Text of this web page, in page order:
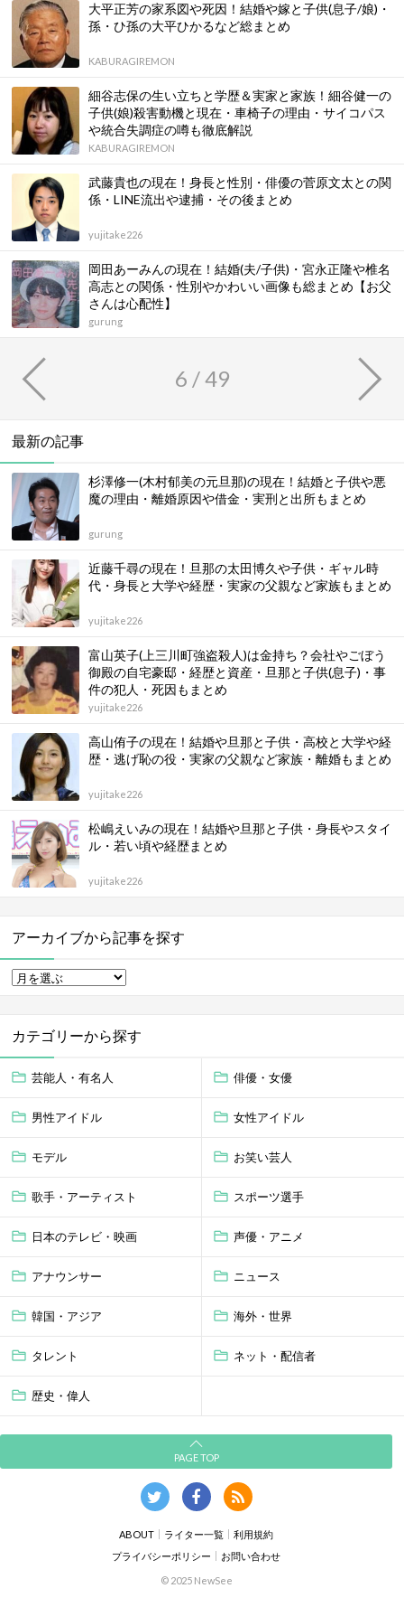
大平正芳の家系図や死因！結婚や嫁と子供(息子/娘)・
孫・ひ孫の大平ひかるなど総まとめ
KABURAGIREMON
細谷志保の生い立ちと学歴＆実家と家族！細谷健一の
子供(娘)殺害動機と現在・車椅子の理由・サイコパス
や統合失調症の噂も徹底解説
KABURAGIREMON
武藤貴也の現在！身長と性別・俳優の菅原文太との関
係・LINE流出や逮捕・その後まとめ
yujitake226
岡田あーみんの現在！結婚(夫/子供)・宮永正隆や椎名
高志との関係・性別やかわいい画像も総まとめ【お父
さんは心配性】
gurung
6 / 49
最新の記事
杉澤修一(木村郁美の元旦那)の現在！結婚と子供や悪
魔の理由・離婚原因や借金・実刑と出所もまとめ
gurung
近藤千尋の現在！旦那の太田博久や子供・ギャル時
代・身長と大学や経歴・実家の父親など家族もまとめ
yujitake226
富山英子(上三川町強盗殺人)は金持ち？会社やごぼう
御殿の自宅豪邸・経歴と資産・旦那と子供(息子)・事
件の犯人・死因もまとめ
yujitake226
高山侑子の現在！結婚や旦那と子供・高校と大学や経
歴・逃げ恥の役・実家の父親など家族・離婚もまとめ
yujitake226
松嶋えいみの現在！結婚や旦那と子供・身長やスタイ
ル・若い頃や経歴まとめ
yujitake226
アーカイブから記事を探す
カテゴリーから探す
芸能人・有名人 俳優・女優
男性アイドル 女性アイドル
モデル お笑い芸人
歌手・アーティスト スポーツ選手
日本のテレビ・映画 声優・アニメ
アナウンサー ニュース
韓国・アジア 海外・世界
タレント ネット・配信者
歴史・偉人
PAGE TOP
ABOUT ライター一覧
利用規約
プライバシーポリシー
お問い合わせ
© 2025 NewSee